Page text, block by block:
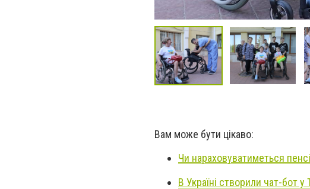
Вам може бути цікаво:
Чи нараховуватиметься
В Україні створили чат-бот